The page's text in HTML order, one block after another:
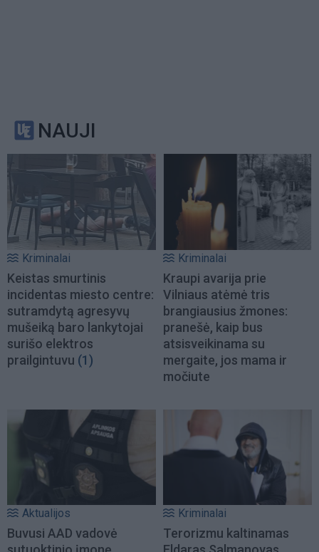
NAUJI
Kriminalai
Keistas smurtinis
incidentas miesto centre:
sutramdytą agresyvų
mušeiką baro lankytojai
surišo elektros
prailgintuvu (1)
Kriminalai
Kraupi avarija prie
Vilniaus atėmė tris
brangiausius žmones:
pranešė, kaip bus
atsisveikinama su
mergaite, jos mama ir
močiute
Aktualijos
Buvusi AAD vadovė
Kriminalai
Terorizmu kaltinamas